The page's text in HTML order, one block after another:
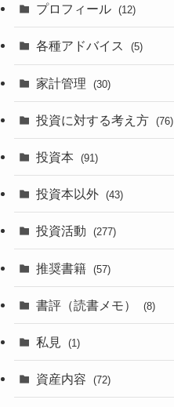
プロフィール (12)
各種アドバイス (5)
家計管理 (30)
投資に対する考え方 (76)
投資本 (91)
投資本以外 (43)
投資活動 (277)
推奨書籍 (57)
書評（読書メモ） (8)
私見 (1)
資産内容 (72)